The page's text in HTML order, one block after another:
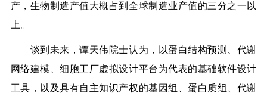
产，生物制造产值大概占到全球制造业产值的三分之一以
上。
谈到未来，谭天伟院士认为，以蛋白结构预测、代谢
网络建模、细胞工厂虚拟设计平台为代表的基础软件设计
工具，以及具有自主知识产权的基因组、蛋白质组、代谢